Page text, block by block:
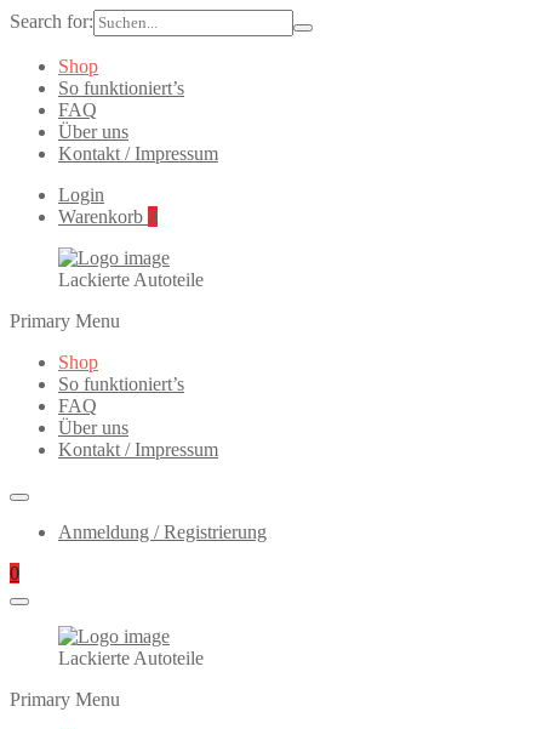
Search for:
Shop
So funktioniert’s
FAQ
Über uns
Kontakt / Impressum
Login
Warenkorb 0
Lackierte Autoteile
Primary Menu
Shop
So funktioniert’s
FAQ
Über uns
Kontakt / Impressum
Anmeldung / Registrierung
0
Lackierte Autoteile
Primary Menu